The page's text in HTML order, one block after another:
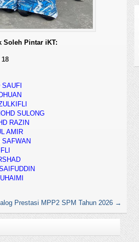
Soleh Pintar iKT:
SULONG
RAZIN
AMIR
SAFWAN
Prestasi MPP2 SPM Tahun 2026 →